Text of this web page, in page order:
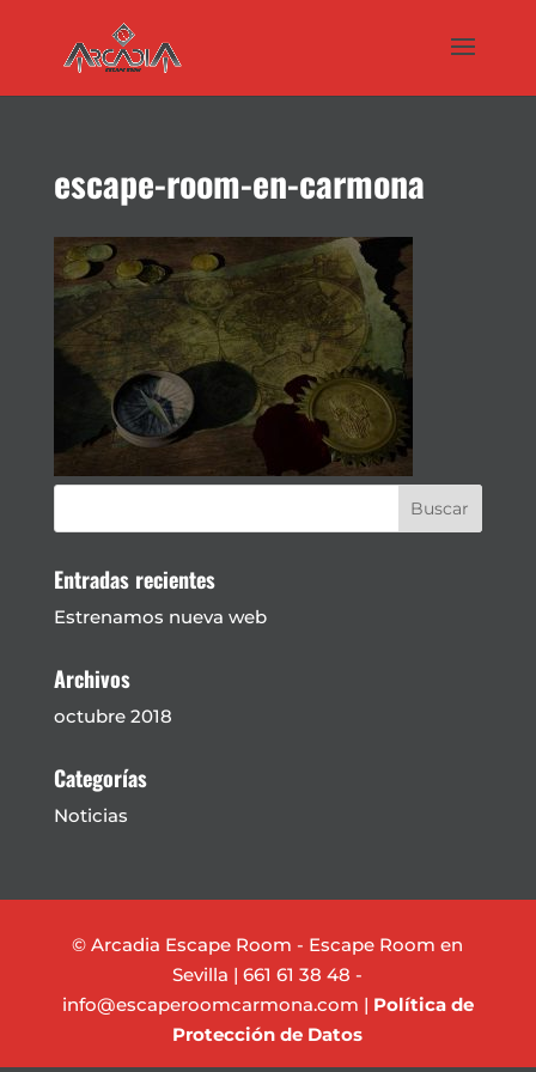
escape-room-en-carmona
Entradas recientes
Estrenamos nueva web
Archivos
octubre 2018
Categorías
Noticias
© Arcadia Escape Room - Escape Room en
Sevilla | 661 61 38 48 -
info@escaperoomcarmona.com | Política de
Protección de Datos